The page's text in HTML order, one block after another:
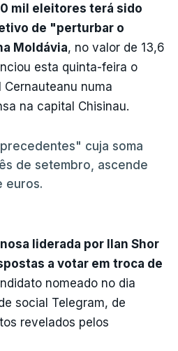
mil eleitores terá sido
de "perturbar o
Moldávia, no valor de 13,6
esta quinta-feira o
numa
na capital Chisinau.
cuja soma
de setembro, ascende
euros.
liderada por Ilan Shor
a votar em troca de
nomeado no dia
social Telegram, de
revelados pelos